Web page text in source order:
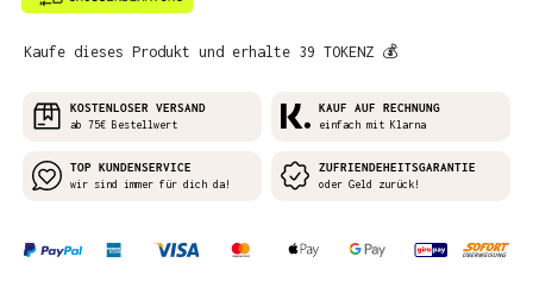
Kaufe dieses Produkt und erhalte 39 TOKENZ 💰
KOSTENLOSER VERSAND
ab 75€ Bestellwert
KAUF AUF RECHNUNG
einfach mit Klarna
TOP KUNDENSERVICE
wir sind immer für dich da!
ZUFRIENDEHEITSGARANTIE
oder Geld zurück!